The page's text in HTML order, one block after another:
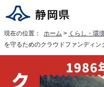
現在の位置： ホーム > くらし・環
を守るためのクラウドファンディン